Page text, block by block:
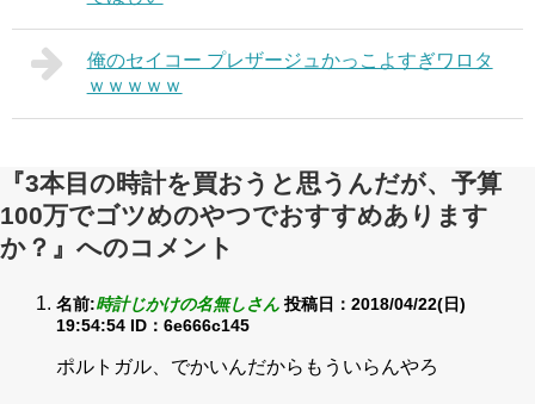
俺のセイコー プレザージュかっこよすぎワロタ
ｗｗｗｗｗ
『3本目の時計を買おうと思うんだが、予算
100万でゴツめのやつでおすすめあります
か？』へのコメント
名前:時計じかけの名無しさん 投稿日：2018/04/22(日)
19:54:54 ID：6e666c145
ポルトガル、でかいんだからもういらんやろ